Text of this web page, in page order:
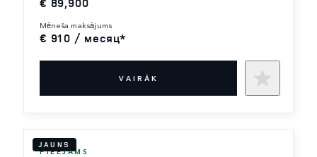
mēneša maksājums
€ 910 / месяц*
VAIRĀK
JAUNS
PIEEJAMS